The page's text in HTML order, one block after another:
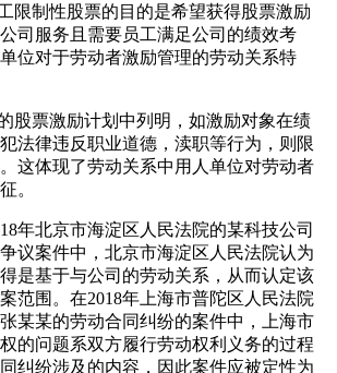
制性股票的目的是希望获得股票激励
司服务且需要员工满足公司的绩效考
位对于劳动者激励管理的劳动关系特
票激励计划中列明，如激励对象在绩
法律违反职业道德，渎职等行为，则限
这体现了劳动关系中用人单位对劳动者
。
北京市海淀区人民法院的某科技公司
议案件中，北京市海淀区人民法院认为
是基于与公司的劳动关系，从而认定该
范围。在2018年上海市普陀区人民法院
某某的劳动合同纠纷的案件中，上海市
的问题系双方履行劳动权利义务的过程
纠纷涉及的内容，因此案件应被定性为